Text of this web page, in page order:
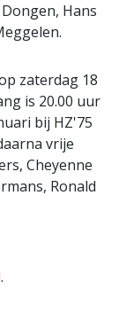
Hans
zaterdag 18
is 20.00 uur
bij HZ'75
vrije
Cheyenne
Ronald
.